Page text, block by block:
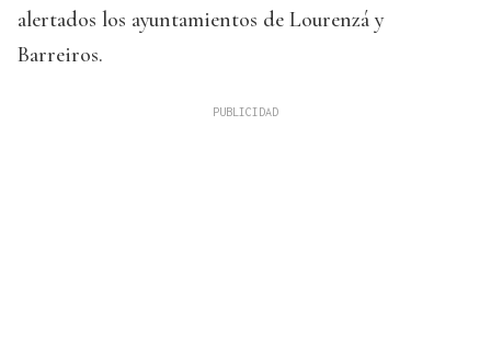
alertados los ayuntamientos de Lourenzá y
Barreiros.